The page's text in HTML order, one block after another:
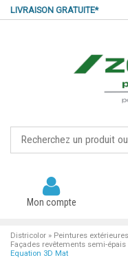
LIVRAISON GRATUITE*
Mon compte
Districolor » Peintures extérieures
Façades revêtements semi-épais
Equation 3D Mat